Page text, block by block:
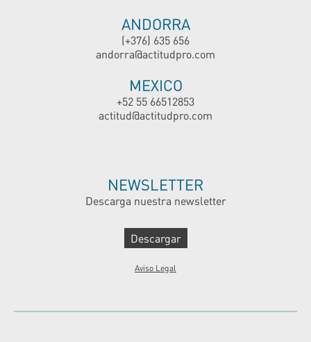
ANDORRA
(+376) 635 656
andorra@actitudpro.com
MEXICO
+52 55 66512853
actitud@actitudpro.com
NEWSLETTER
Descarga nuestra newsletter
Descargar
Aviso Legal